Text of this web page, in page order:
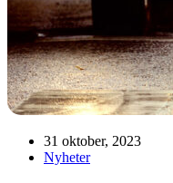
31 oktober, 2023
Nyheter